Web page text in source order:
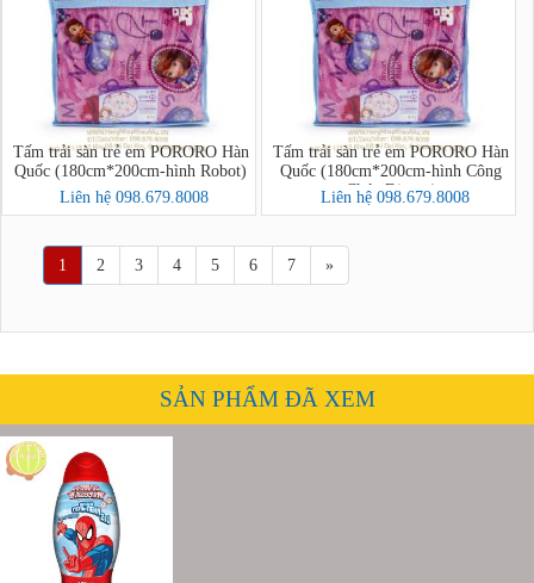
Tấm trải sàn trẻ em PORORO Hàn
Quốc (180cm*200cm-hình Robot)
Liên hệ 098.679.8008
Tấm trải sàn trẻ em PORORO Hàn
Quốc (180cm*200cm-hình Công
Chúa Disney)
Liên hệ 098.679.8008
1 2 3 4 5 6 7 »
SẢN PHẨM ĐÃ XEM